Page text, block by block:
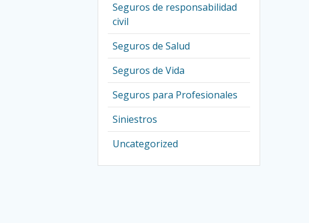
Seguros de responsabilidad
civil
Seguros de Salud
Seguros de Vida
Seguros para Profesionales
Siniestros
Uncategorized